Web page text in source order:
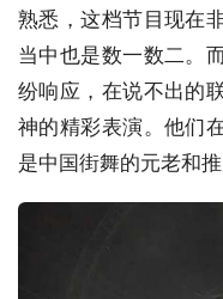
熟悉，这档节目现在
当中也是数一数二。
纷响应，在说不出的
神的精彩表演。他们
是中国街舞的元老和推